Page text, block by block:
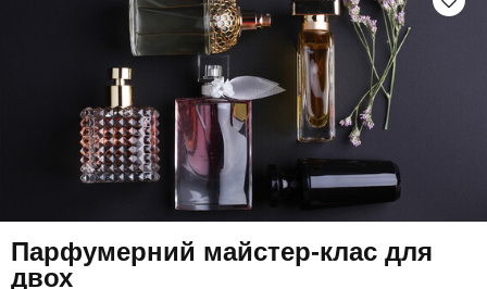
Парфумерний майстер-клас для
двох